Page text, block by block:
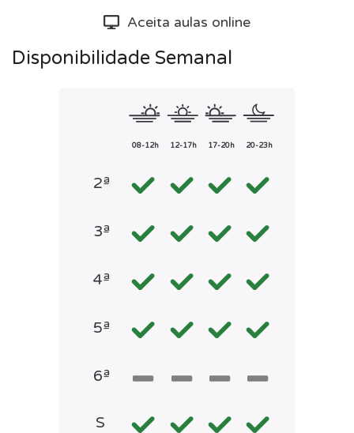
Aceita aulas online
Disponibilidade Semanal
08-12h 12-17h 17-20h 20-23h
2ª
3ª
4ª
5ª
6ª
S